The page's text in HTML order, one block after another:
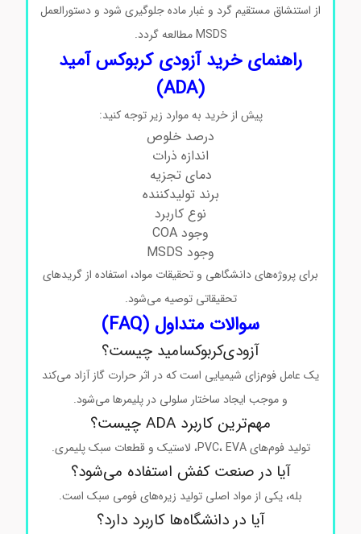
از استنشاق مستقیم گرد و غبار ماده جلوگیری شود و دستورالعمل
MSDS مطالعه گردد.
راهنمای خرید آزودی‌ کربوکس آمید
پیش از خرید به موارد زیر توجه کنید:
درصد خلوص
اندازه ذرات
دمای تجزیه
برند تولیدکننده
نوع کاربرد
وجود COA
وجود MSDS
برای پروژه‌های دانشگاهی و تحقیقات مواد، استفاده از گریدهای
تحقیقاتی توصیه می‌شود.
سوالات متداول (FAQ)
آزودی‌کربوکسامید چیست؟
یک عامل فوم‌زای شیمیایی است که در اثر حرارت گاز آزاد می‌کند
و موجب ایجاد ساختار سلولی در پلیمرها می‌شود.
مهم‌ترین کاربرد ADA چیست؟
تولید فوم‌های PVC، EVA، لاستیک و قطعات سبک پلیمری.
آیا در صنعت کفش استفاده می‌شود؟
بله، یکی از مواد اصلی تولید زیره‌های فومی سبک است.
آیا در دانشگاه‌ها کاربرد دارد؟